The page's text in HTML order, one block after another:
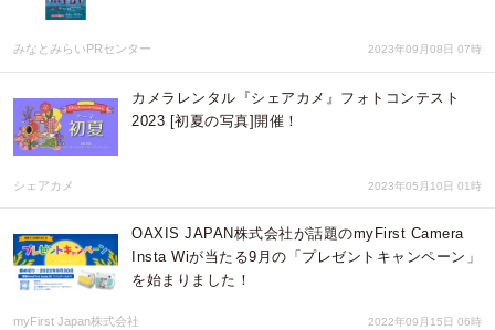
みなとみらいPRセンター 2023年09月08日 07時
カメラレンタル『シェアカメ』フォトコンテスト
2023 [初夏の写真]開催！
シェアカメ 2023年05月10日 01時
OAXIS JAPAN株式会社が話題のmyFirst Camera
Insta Wiが当たる9月の「プレゼントキャンペーン」
を始まりました！
myFirst Japan株式会社 2022年09月15日 06時